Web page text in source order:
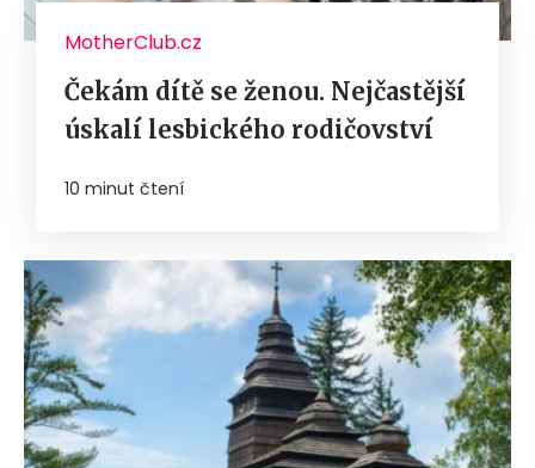
MotherClub.cz
Čekám dítě se ženou. Nejčastější
úskalí lesbického rodičovství
10 minut čtení